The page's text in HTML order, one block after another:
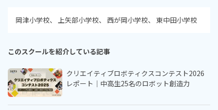
岡津小学校 上矢部小学校 西が岡小学校 東中田小学校
このスクールを紹介している記事
クリエイティブロボティクスコンテスト2026
レポート｜中高生25名のロボット創造力